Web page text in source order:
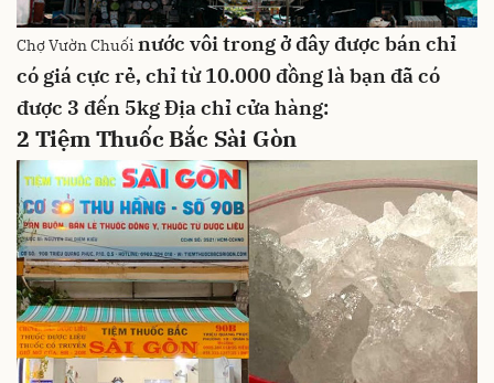
Chợ Vườn Chuối nước vôi trong ở đây được bán chỉ
có giá cực rẻ, chỉ từ 10.000 đồng là bạn đã có
được 3 đến 5kgĐịa chỉ cửa hàng:
2 Tiệm Thuốc Bắc Sài Gòn